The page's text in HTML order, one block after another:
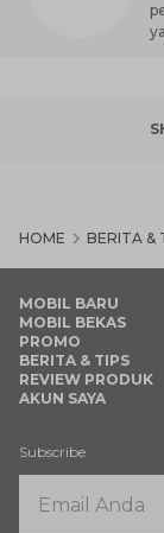
HOME BERITA &
MOBIL BARU
MOBIL BEKAS
PROMO
BERITA & TIPS
REVIEW PRODUK
AKUN SAYA
Subscribe